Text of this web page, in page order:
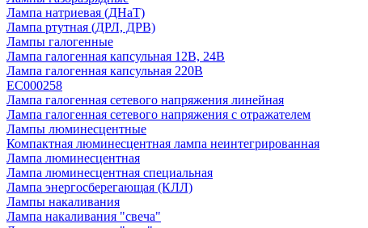
Лампа натриевая (ДНаТ)
Лампа ртутная (ДРЛ, ДРВ)
Лампы галогенные
Лампа галогенная капсульная 12В, 24В
Лампа галогенная капсульная 220В
EC000258
Лампа галогенная сетевого напряжения линейная
Лампа галогенная сетевого напряжения с отражателем
Лампы люминесцентные
Компактная люминесцентная лампа неинтегрированная
Лампа люминесцентная
Лампа люминесцентная специальная
Лампа энергосберегающая (КЛЛ)
Лампы накаливания
Лампа накаливания "свеча"